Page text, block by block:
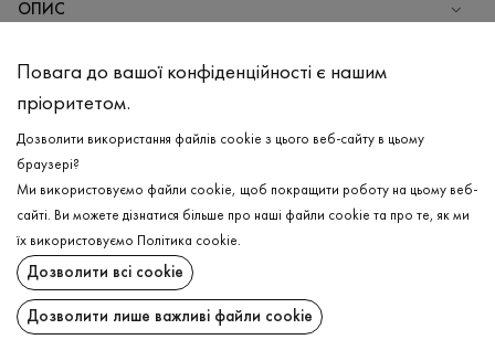
ОПИС
Бавовна - 95%, Еластан - 5%
Прання в холодній воді (до 30 ° C)
Відбілювання заборонено
Прасувати при низькій температурі
Не можна віджимати і сушити в пральній машині
ДОСТАВКА
ПОВЕРНЕННЯ
Повага до вашої конфіденційності є нашим
пріоритетом.
Дозволити використання файлів cookie з цього веб-сайту в цьому
браузері?
Ми використовуємо файли cookie, щоб покращити роботу на цьому веб-
сайті. Ви можете дізнатися більше про наші файли cookie та про те, як ми
їх використовуємо
Політика cookie.
Дозволити всі cookie
Дозволити лише важливі файли cookie